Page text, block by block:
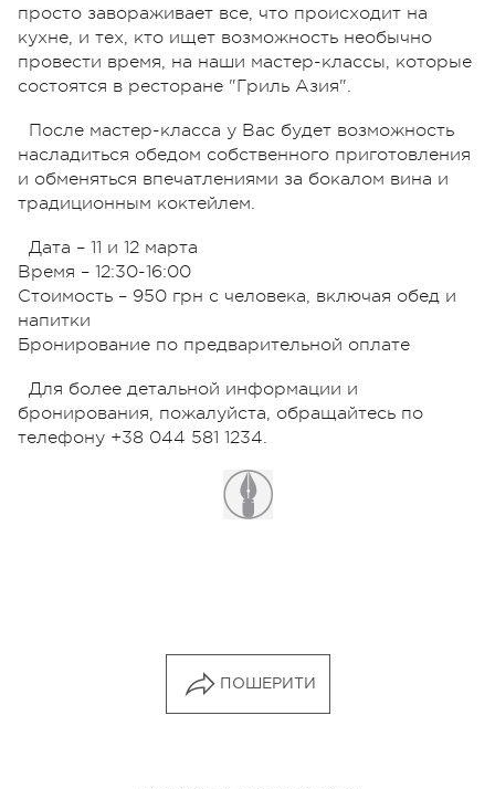
просто завораживает все, что происходит на
кухне, и тех, кто ищет возможность необычно
провести время, на наши мастер-классы, которые
состоятся в ресторане "Гриль Азия".
После мастер-класса у Вас будет возможность
насладиться обедом собственного приготовления
и обменяться впечатлениями за бокалом вина и
традиционным коктейлем.
Дата – 11 и 12 марта
Время – 12:30-16:00
Стоимость – 950 грн с человека, включая обед и
напитки
Бронирование по предварительной оплате
Для более детальной информации и
бронирования, пожалуйста, обращайтесь по
телефону +38 044 581 1234.
ПОШЕРИТИ